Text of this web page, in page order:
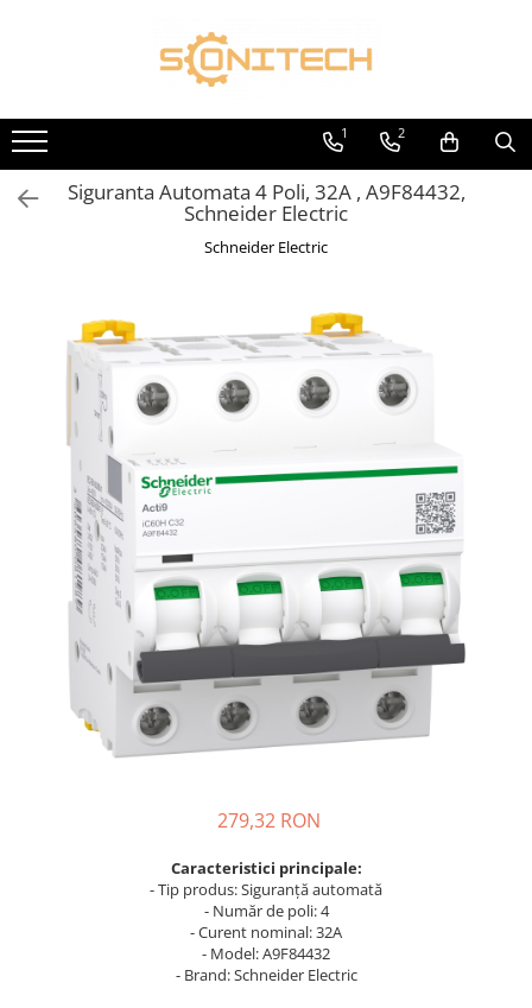
Toate Produsele
FOTOVOLTAICE
Acumulatori
ATS / Comutatoare Transfer
Panouri Fotovoltaice
Rack-uri
Sisteme de montaj
Sisteme de prindere
Sisteme Fotovoltaice Complete cu
Montaj
Busbar Șine Conexiuni
Cabluri și accesorii
Accesorii
Cabluri
Jgheab metalic
Papuci CU și AL
Pat de cablu PVC
Țeavă PVC și copex
Cofrete, dulapuri și doze
Cofrete de plastic și accesorii
Coftere metalice și accesorii
1 2
Siguranta Automata 4 Poli, 32A , A9F84432,
Schneider Electric
Schneider Electric
279,32 RON
Caracteristici principale:
- Tip produs: Siguranță automată
- Număr de poli: 4
- Curent nominal: 32A
- Model: A9F84432
- Brand: Schneider Electric